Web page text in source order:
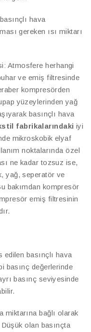
hava
gereken ısı miktarı
Atmosfere herhangi
ve emiş filtresinde
kompresörden
yüzeylerinden yağ
basınçlı hava
fabrikalarındaki iyi
mikroskobik elyaf
noktalarında özel
ne kadar tozsuz ise,
yağ, seperatör ve
bakımdan kompresör
emiş filtresinin
basınçlı hava
basınç değerlerinde
basınç seviyesinde
miktarına bağlı olarak
olan basınçta